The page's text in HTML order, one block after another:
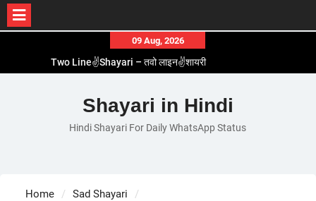
content
09 Aug, 2026
Two Line✌️Shayari – तवो लाइन✌️शायरी
Romantic Love😽Status – रोमांटिक लव😽स्टेटस
Love🥳Poetry In Hindi – लव🥳पोएट्री इन हिंदी
1 Line☝️Shayari In Hindi – १ लाइन☝️शायरी इन हिंदी
Shayari in Hindi
Hindi Shayari For Daily WhatsApp Status
Home
Sad Shayari